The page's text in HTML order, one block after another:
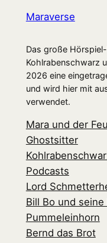
Maraverse
Das große
Kohlrabenschwarz
2026 eine
und wird hier mit
verwendet.
Mara und der
Ghostsitter
Podcasts
Lord
Bill Bo und seine
Pummeleinhorn
Bernd das Brot